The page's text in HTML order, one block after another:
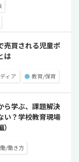
売買される児童ポ
は
ィア ● 教育/保育
ら学ぶ、課題解決
い？学校教育現場
/働き方